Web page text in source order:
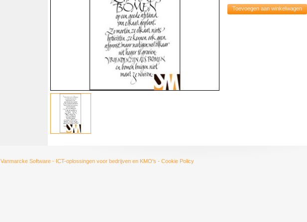
Toevoegen aan winkelwagen
Vanmarcke Software - ICT-oplossingen voor bedrijven en KMO's - Cookie Policy